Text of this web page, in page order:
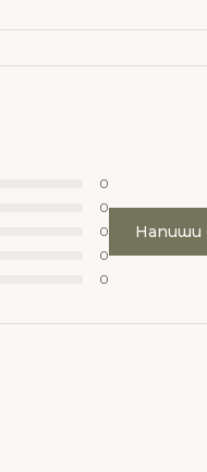
0
0
0
0
0
Напиши